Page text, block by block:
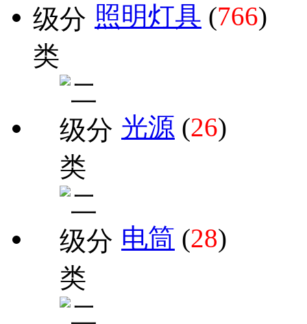
照明灯具 (766)
光源 (26)
电筒 (28)